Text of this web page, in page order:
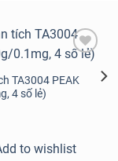
Add to
wishlist
TA3004 PEAK
4 số lẻ)
to wishlist